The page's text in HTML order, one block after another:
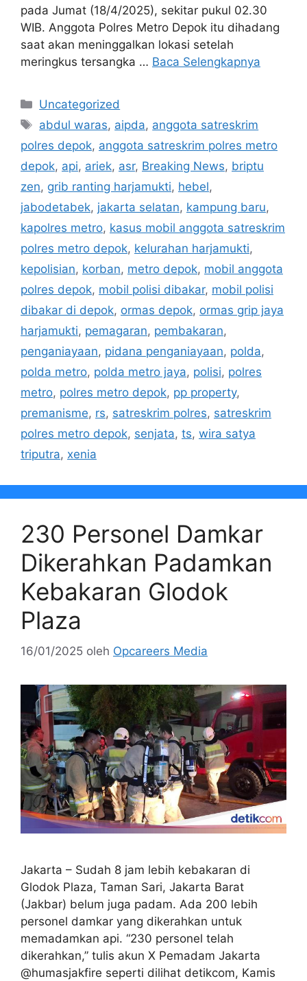
pada Jumat (18/4/2025), sekitar pukul 02.30
WIB. Anggota Polres Metro Depok itu dihadang
saat akan meninggalkan lokasi setelah
meringkus tersangka … Baca Selengkapnya
Kategori
Uncategorized
Tag
abdul waras, aipda, anggota satreskrim
polres depok, anggota satreskrim polres metro
depok, api, ariek, asr, Breaking News, briptu
zen, grib ranting harjamukti, hebel,
jabodetabek, jakarta selatan, kampung baru,
kapolres metro, kasus mobil anggota satreskrim
polres metro depok, kelurahan harjamukti,
kepolisian, korban, metro depok, mobil anggota
polres depok, mobil polisi dibakar, mobil polisi
dibakar di depok, ormas depok, ormas grip jaya
harjamukti, pemagaran, pembakaran,
penganiayaan, pidana penganiayaan, polda,
polda metro, polda metro jaya, polisi, polres
metro, polres metro depok, pp property,
premanisme, rs, satreskrim polres, satreskrim
polres metro depok, senjata, ts, wira satya
triputra, xenia
230 Personel Damkar
Dikerahkan Padamkan
Kebakaran Glodok
Plaza
16/01/2025 oleh Opcareers Media
Jakarta – Sudah 8 jam lebih kebakaran di
Glodok Plaza, Taman Sari, Jakarta Barat
(Jakbar) belum juga padam. Ada 200 lebih
personel damkar yang dikerahkan untuk
memadamkan api. “230 personel telah
dikerahkan,” tulis akun X Pemadam Jakarta
@humasjakfire seperti dilihat detikcom, Kamis